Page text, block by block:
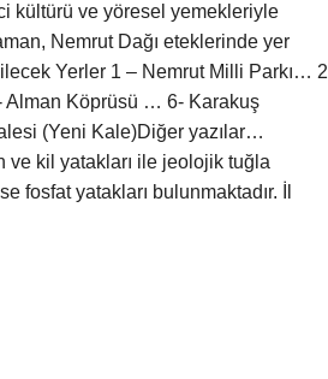
kültürü ve yöresel yemekleriyle
Nemrut Dağı eteklerinde yer
Yerler 1 – Nemrut Milli Parkı… 2
Alman Köprüsü … 6- Karakuş
(Yeni Kale)Diğer yazılar…
ve kil yatakları ile jeolojik tuğla
fosfat yatakları bulunmaktadır. İl